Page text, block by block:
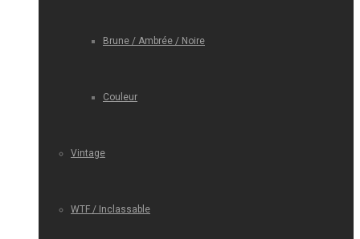
Brune / Ambrée / Noire
Couleur
Vintage
WTF / Inclassable